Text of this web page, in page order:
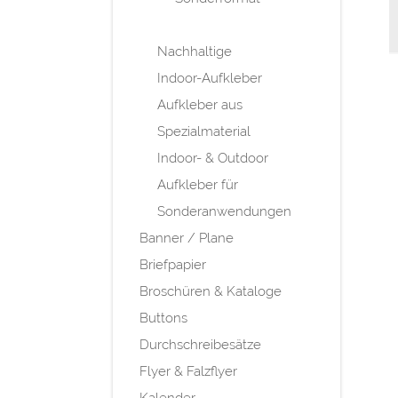
Nachhaltige
Indoor-Aufkleber
Aufkleber aus
Spezialmaterial
Indoor- & Outdoor
Aufkleber für
Sonderanwendungen
Banner / Plane
Briefpapier
Broschüren & Kataloge
Buttons
Durchschreibesätze
Flyer & Falzflyer